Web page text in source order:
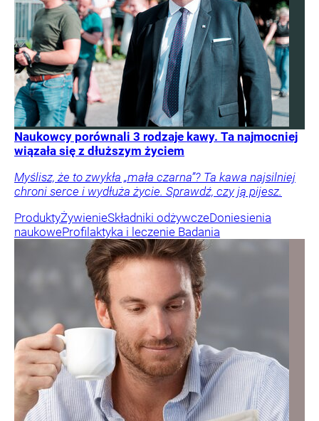
Naukowcy porównali 3 rodzaje kawy. Ta najmocniej
wiązała się z dłuższym życiem
Myślisz, że to zwykła „mała czarna”? Ta kawa najsilniej
chroni serce i wydłuża życie. Sprawdź, czy ją pijesz.
ProduktyŻywienieSkładniki odżywczeDoniesienia
naukoweProfilaktyka i leczenie Badania